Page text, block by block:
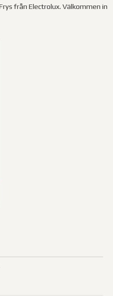
från Electrolux. Välkommen in